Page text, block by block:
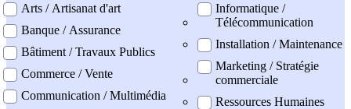
Arts / Artisanat d'art
Banque / Assurance
Bâtiment / Travaux Publics
Commerce / Vente
Communication / Multimédia
Informatique /
Télécommunication
Installation / Maintenance
Marketing / Stratégie
commerciale
Ressources Humaines